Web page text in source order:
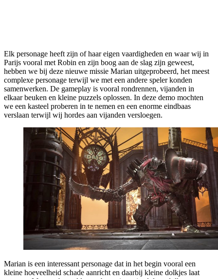
Elk personage heeft zijn of haar eigen vaardigheden en waar wij in
Parijs vooral met Robin en zijn boog aan de slag zijn geweest,
hebben we bij deze nieuwe missie Marian uitgeprobeerd, het meest
complexe personage terwijl we met een andere speler konden
samenwerken. De gameplay is vooral rondrennen, vijanden in
elkaar beuken en kleine puzzels oplossen. In deze demo mochten
we een kasteel proberen in te nemen en een enorme eindbaas
verslaan terwijl wij hordes aan vijanden versloegen.
Marian is een interessant personage dat in het begin vooral een
kleine hoeveelheid schade aanricht en daarbij kleine dolkjes laat